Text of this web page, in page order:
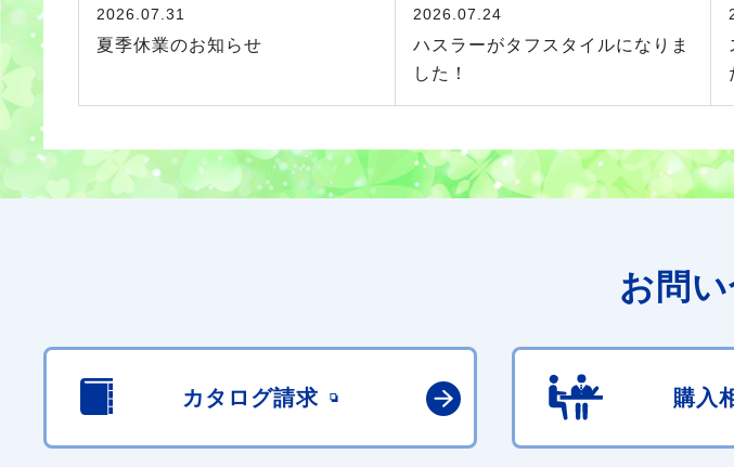
2026.07.31
夏季休業のお知らせ
2026.07.24
ハスラーがタフスタイルになりま
した！
お問
カタログ請求 購入